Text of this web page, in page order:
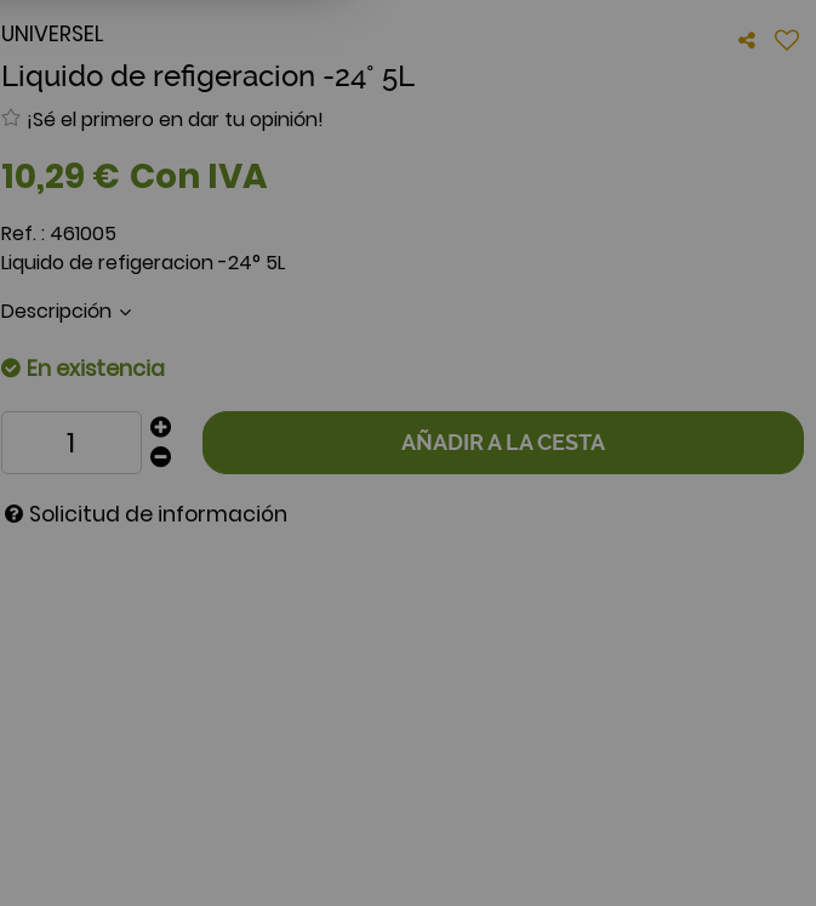
UNIVERSEL
Liquido de refigeracion -24° 5L
¡Sé el primero en dar tu opinión!
10,29 € Con IVA
Ref. : 461005
Liquido de refigeracion -24° 5L
Descripción
En existencia
AÑADIR A LA CESTA
Solicitud de información